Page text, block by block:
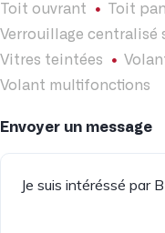
Toit ouvrant
Toit
Verrouillage centralisé
Vitres teintées
Volant multifonctions
Envoyer un message